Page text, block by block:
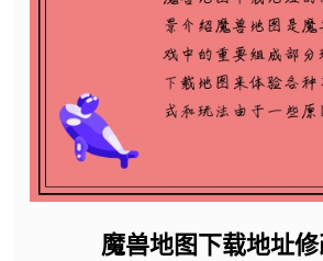
魔兽地图下载地址